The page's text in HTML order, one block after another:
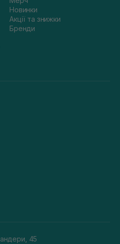
Новинки
Акції та знижки
Бренди
45